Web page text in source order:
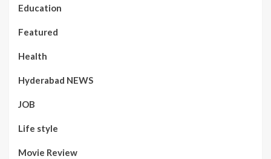
Education
Featured
Health
Hyderabad NEWS
JOB
Life style
Movie Review